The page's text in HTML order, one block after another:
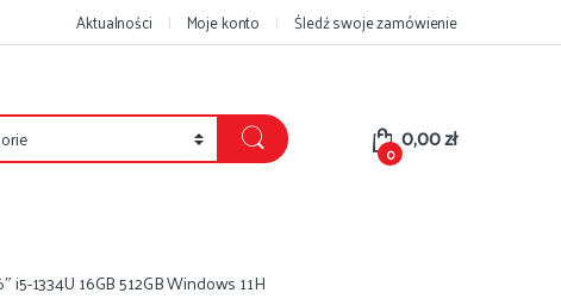
Aktualności Moje konto Śledź swoje zamówienie
0 0,00zł
i5-1334U 16GB 512GB Windows 11H